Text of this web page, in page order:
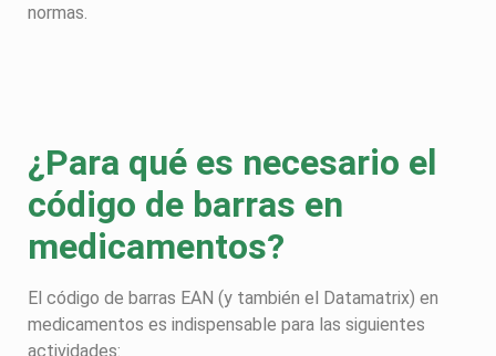
normas.
¿Para qué es necesario el
código de barras en
medicamentos?
El código de barras EAN (y también el Datamatrix) en
medicamentos es indispensable para las siguientes
actividades: